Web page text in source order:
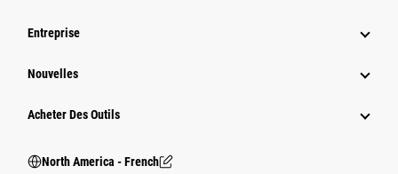
Entreprise
Nouvelles
Acheter Des Outils
North America - French